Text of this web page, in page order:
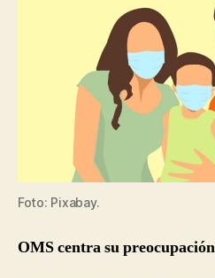
Foto: Pixabay.
OMS centra su